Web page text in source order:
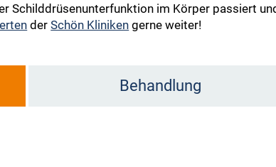
Schilddrüsenunterfunktion im Körper passiert
derSchön Kliniken gerne weiter!
Behandlung